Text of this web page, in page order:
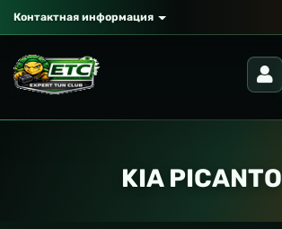
Контактная информация
KIA PICANTO